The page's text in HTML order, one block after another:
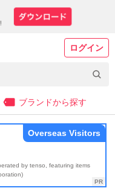
ログイン
ブランドから探す
by tenso, featuring items
Overseas Visitors